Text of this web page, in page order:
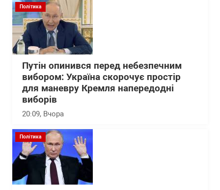
Політика
Путін опинився перед небезпечним
вибором: Україна скорочує простір
для маневру Кремля напередодні
виборів
20:09, Вчора
Політика